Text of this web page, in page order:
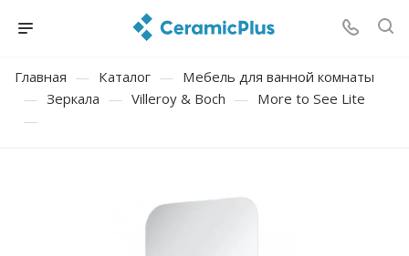
Главная — Каталог — Мебель для ванной комнаты
— Зеркала — Villeroy & Boch — More to See Lite
—